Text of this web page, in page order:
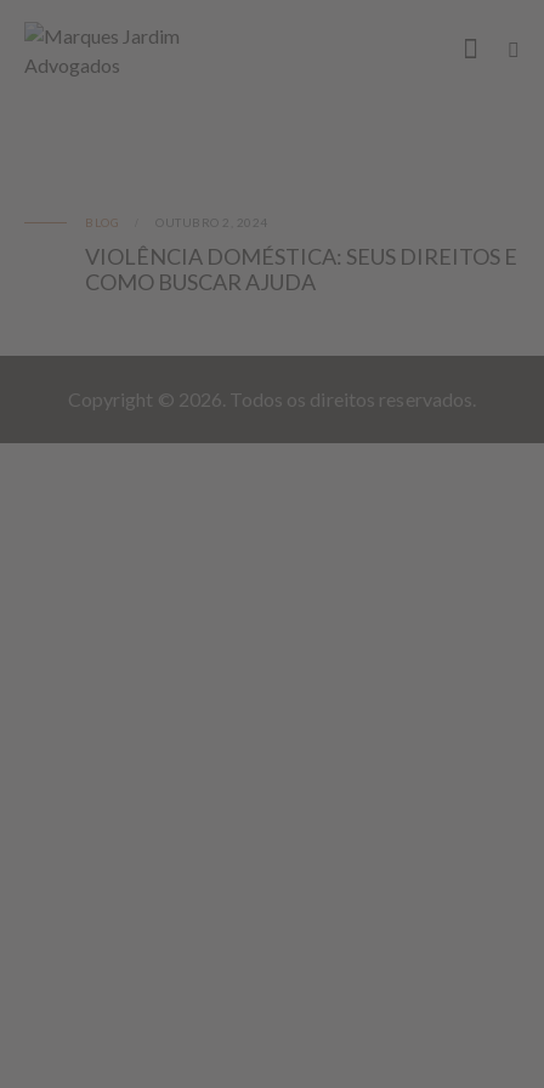
BLOG OUTUBRO 2, 2024
VIOLÊNCIA DOMÉSTICA: SEUS DIREITOS E
COMO BUSCAR AJUDA
Copyright © 2026. Todos os direitos reservados.